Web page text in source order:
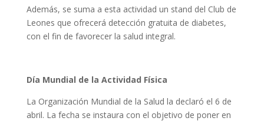
Además, se suma a esta actividad un stand del Club de
Leones que ofrecerá detección gratuita de diabetes,
con el fin de favorecer la salud integral.
Día Mundial de la Actividad Física
La Organización Mundial de la Salud la declaró el 6 de
abril. La fecha se instaura con el objetivo de poner en